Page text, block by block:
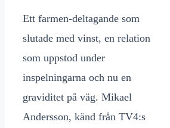
Ett farmen-deltagande som
slutade med vinst, en relation
som uppstod under
inspelningarna och nu en
graviditet på väg. Mikael
Andersson, känd från TV4:s